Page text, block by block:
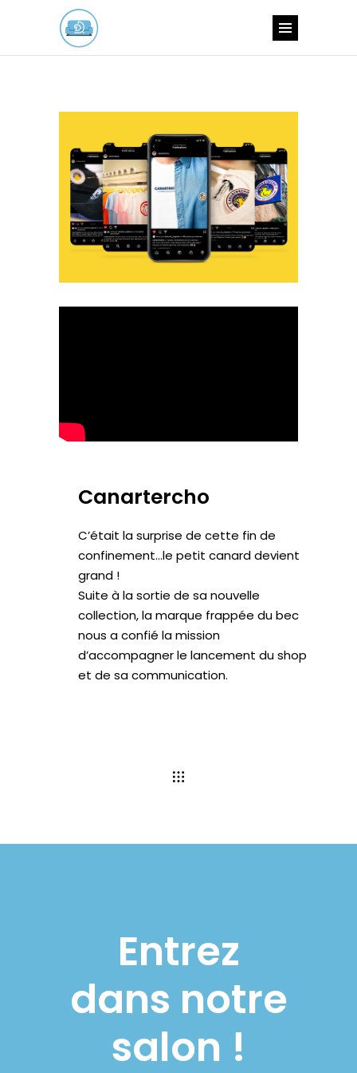
Canartercho
C’était la surprise de cette fin de
confinement…le petit canard devient
grand !
Suite à la sortie de sa nouvelle
collection, la marque frappée du bec
nous a confié la mission
d’accompagner le lancement du shop
et de sa communication.
Entrez
dans notre
salon !